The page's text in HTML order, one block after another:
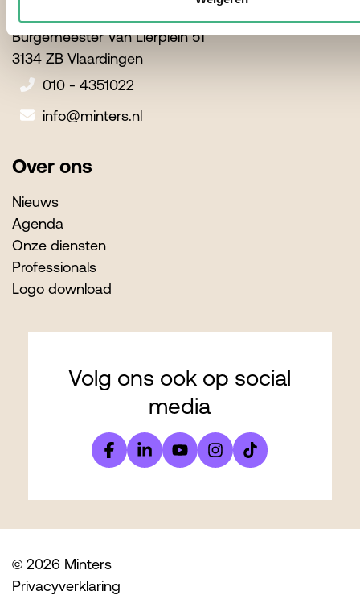
Burgemeester Van Lierplein 51
3134 ZB Vlaardingen
010 - 4351022
info@minters.nl
Over ons
Nieuws
Agenda
Onze diensten
Professionals
Logo download
Volg ons ook op social
media
© 2026 Minters
Privacyverklaring